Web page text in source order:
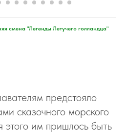
смена "Легенды Летучего голландца"
предстояло
сказочного морского
этого им пришлось быть